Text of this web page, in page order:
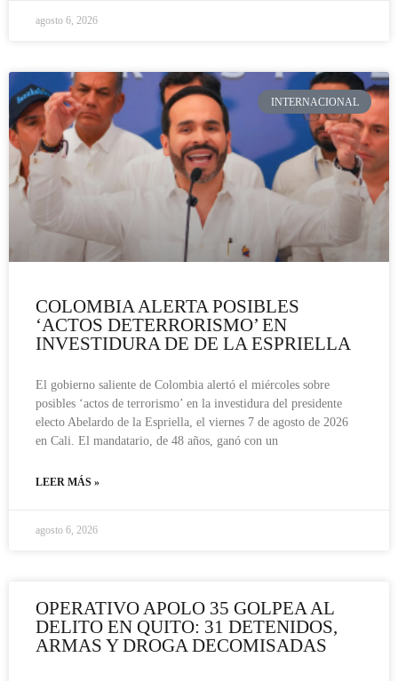
agosto 6, 2026
INTERNACIONAL
COLOMBIA ALERTA POSIBLES
‘ACTOS DETERRORISMO’ EN
INVESTIDURA DE DE LA ESPRIELLA
El gobierno saliente de Colombia alertó el miércoles sobre
posibles ‘actos de terrorismo’ en la investidura del presidente
electo Abelardo de la Espriella, el viernes 7 de agosto de 2026
en Cali. El mandatario, de 48 años, ganó con un
LEER MÁS »
agosto 6, 2026
OPERATIVO APOLO 35 GOLPEA AL
DELITO EN QUITO: 31 DETENIDOS,
ARMAS Y DROGA DECOMISADAS